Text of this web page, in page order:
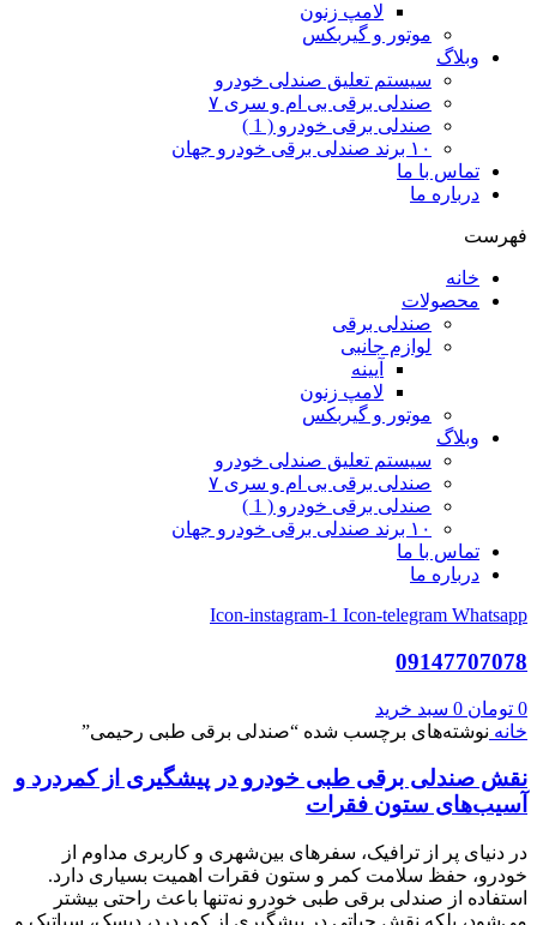
لامپ زنون
موتور و گیربکس
وبلاگ
سیستم تعلیق صندلی خودرو
صندلی برقی بی ام و سری ۷
صندلی برقی خودرو ( 1 )
۱۰ برند صندلی برقی خودرو جهان
تماس با ما
درباره ما
فهرست
خانه
محصولات
صندلی برقی
لوازم جانبی
آیینه
لامپ زنون
موتور و گیربکس
وبلاگ
سیستم تعلیق صندلی خودرو
صندلی برقی بی ام و سری ۷
صندلی برقی خودرو ( 1 )
۱۰ برند صندلی برقی خودرو جهان
تماس با ما
درباره ما
Icon-instagram-1 Icon-telegram Whatsapp
09147707078
0 تومان 0 سبد خرید
خانه نوشته‌های برچسب شده “صندلی برقی طبی رحیمی”
نقش صندلی برقی طبی خودرو در پیشگیری از کمردرد و
آسیب‌های ستون فقرات
در دنیای پر از ترافیک، سفرهای بین‌شهری و کاربری مداوم از
خودرو، حفظ سلامت کمر و ستون فقرات اهمیت بسیاری دارد.
استفاده از صندلی برقی طبی خودرو نه‌تنها باعث راحتی بیشتر
می‌شود، بلکه نقش حیاتی در پیشگیری از کمردرد، دیسک، سیاتیک و